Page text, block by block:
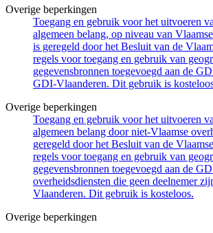
Overige beperkingen
Toegang en gebruik voor het uitvoeren
algemeen belang, op niveau van
is geregeld door het Besluit van de
regels voor toegang en gebruik van
gegevensbronnen toegevoegd aan de
GDI-Vlaanderen. Dit gebruik is
Overige beperkingen
Toegang en gebruik voor het uitvoeren
algemeen belang door niet-Vlaamse
geregeld door het Besluit van de
regels voor toegang en gebruik van
gegevensbronnen toegevoegd aan de
overheidsdiensten die geen deelnemer
Vlaanderen. Dit gebruik is kosteloos.
Overige beperkingen